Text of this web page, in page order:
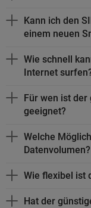
Kann ich den
einem neuen
Wie schnell
Internet
Für wen ist
geeignet?
Welche
Datenvolumen?
Wie flexibel ist
Hat der